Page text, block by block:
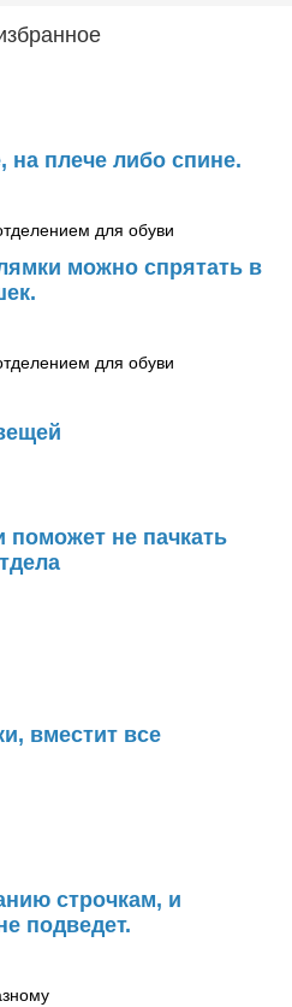
на плече либо спине.
можно спрятать в
поможет не пачкать
вместит все
строчкам, и
подведет.